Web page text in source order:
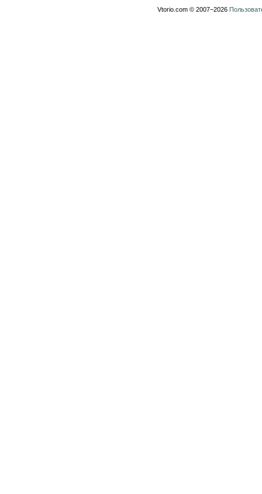
Vtorio.com © 2007−2026